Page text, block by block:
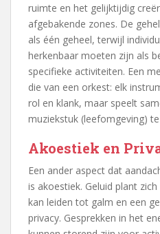
ruimte en het gelijktijdig
afgebakende zones. De
als één geheel, terwijl
herkenbaar moeten zijn als
specifieke activiteiten. Een
die van een orkest: elk
rol en klank, maar speelt
muziekstuk (leefomgeving)
Akoestiek en
Een ander aspect dat
is akoestiek. Geluid plant
kan leiden tot galm en een
privacy. Gesprekken in het